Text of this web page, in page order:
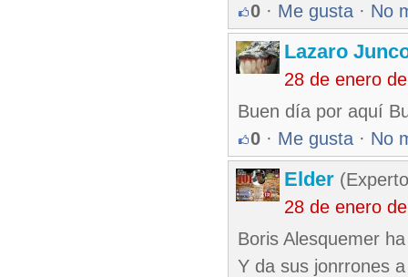
0 · Me gusta · No
Lazaro
28 de enero
Buen día por aquí
0 · Me gusta · No
Elder
28 de enero
Boris Alesquemer
Y da sus jonrrones